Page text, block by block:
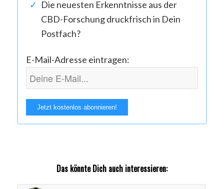
Die neuesten Erkenntnisse aus der
CBD-Forschung druckfrisch in Dein
Postfach?
E-Mail-Adresse eintragen:
Das könnte Dich auch interessieren: